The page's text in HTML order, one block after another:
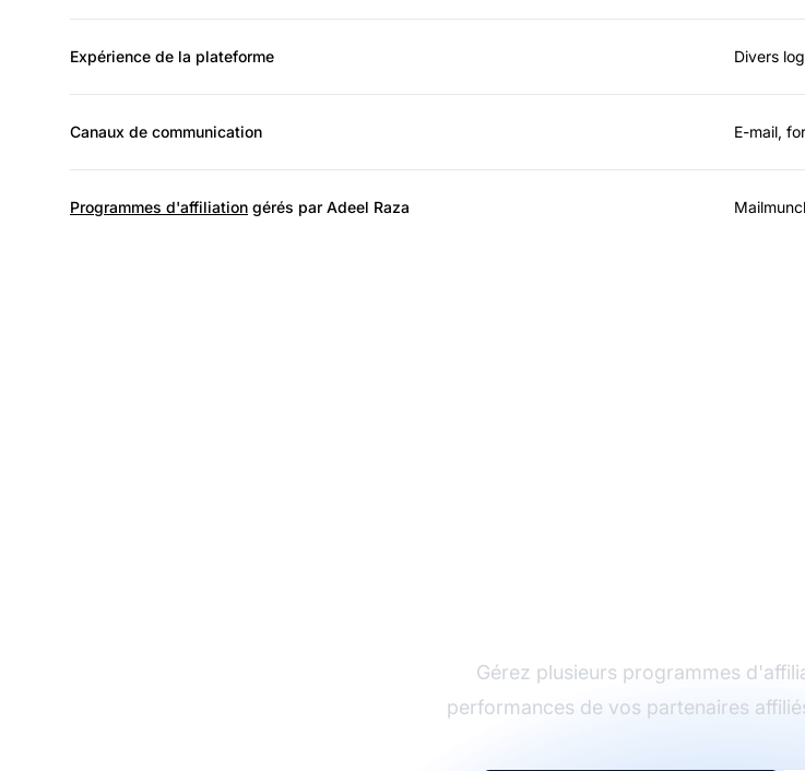
Expérience de la plateforme Divers
Canaux de communication E-mail,
Programmes d'affiliation gérés par Adeel Raza
Gérez plusieurs programmes
performances de vos partenaires